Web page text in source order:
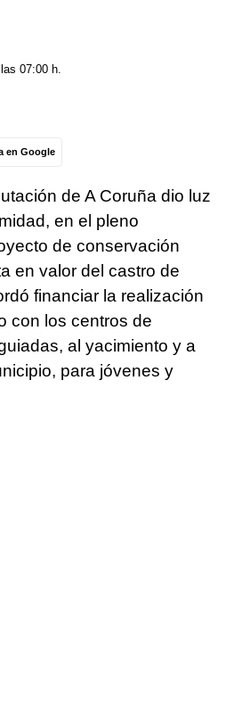
07:00 h.
en Google
de A Coruña dio luz
en el pleno
de conservación
en valor del castro de
financiar la realización
con los centros de
al yacimiento y a
para jóvenes y